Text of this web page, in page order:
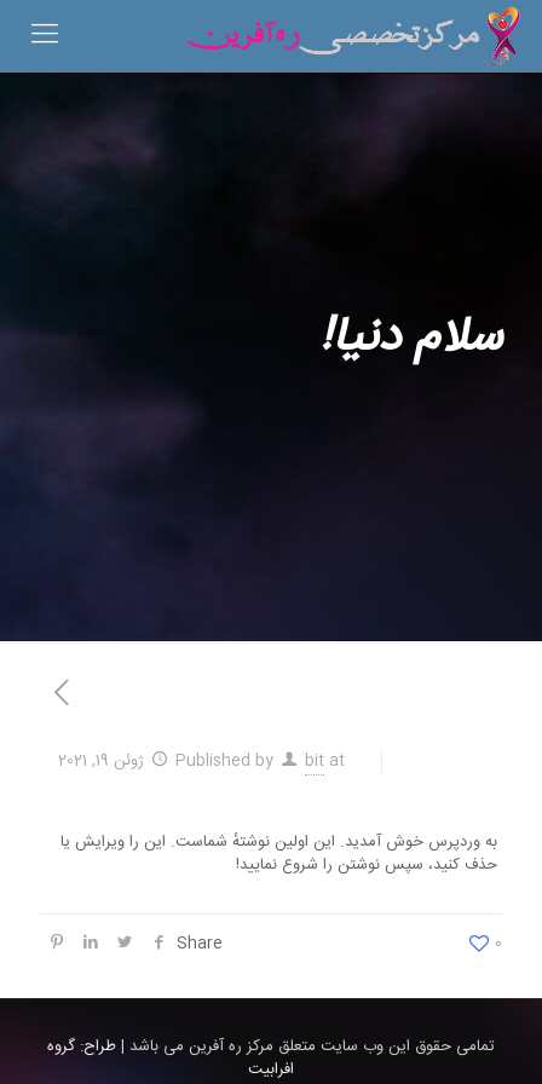
سلام دنیا!
Published by bit at ژوئن 19, 2021
به وردپرس خوش آمدید. این اولین نوشتهٔ شماست. این را ویرایش یا
حذف کنید، سپس نوشتن را شروع نمایید!
Share 0
تمامی حقوق این وب سایت متعلق مرکز ره آفرین می باشد |طراح: گروه
افرابیت